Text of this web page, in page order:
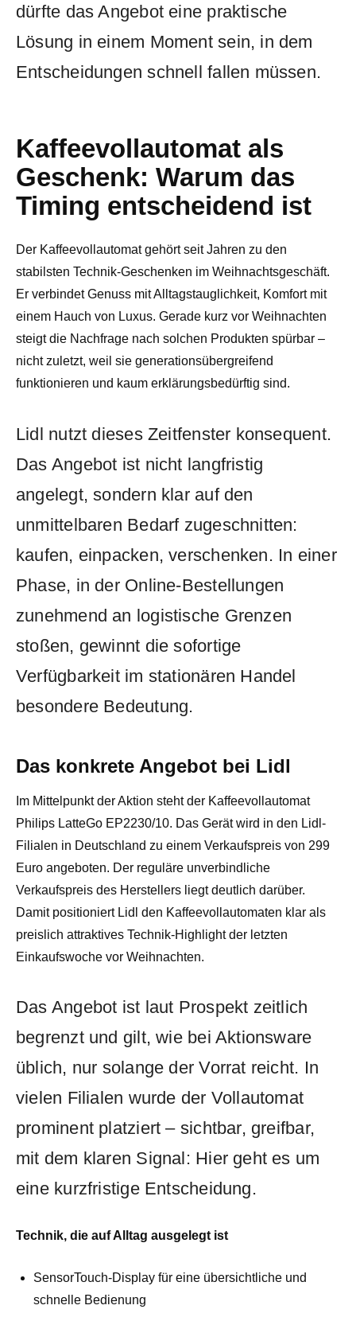
dürfte das Angebot eine praktische
Lösung in einem Moment sein, in dem
Entscheidungen schnell fallen müssen.
Kaffeevollautomat als
Geschenk: Warum das
Timing entscheidend ist
Der Kaffeevollautomat gehört seit Jahren zu den
stabilsten Technik-Geschenken im Weihnachtsgeschäft.
Er verbindet Genuss mit Alltagstauglichkeit, Komfort mit
einem Hauch von Luxus. Gerade kurz vor Weihnachten
steigt die Nachfrage nach solchen Produkten spürbar –
nicht zuletzt, weil sie generationsübergreifend
funktionieren und kaum erklärungsbedürftig sind.
Lidl nutzt dieses Zeitfenster konsequent.
Das Angebot ist nicht langfristig
angelegt, sondern klar auf den
unmittelbaren Bedarf zugeschnitten:
kaufen, einpacken, verschenken. In einer
Phase, in der Online-Bestellungen
zunehmend an logistische Grenzen
stoßen, gewinnt die sofortige
Verfügbarkeit im stationären Handel
besondere Bedeutung.
Das konkrete Angebot bei Lidl
Im Mittelpunkt der Aktion steht der Kaffeevollautomat
Philips LatteGo EP2230/10. Das Gerät wird in den Lidl-
Filialen in Deutschland zu einem Verkaufspreis von 299
Euro angeboten. Der reguläre unverbindliche
Verkaufspreis des Herstellers liegt deutlich darüber.
Damit positioniert Lidl den Kaffeevollautomaten klar als
preislich attraktives Technik-Highlight der letzten
Einkaufswoche vor Weihnachten.
Das Angebot ist laut Prospekt zeitlich
begrenzt und gilt, wie bei Aktionsware
üblich, nur solange der Vorrat reicht. In
vielen Filialen wurde der Vollautomat
prominent platziert – sichtbar, greifbar,
mit dem klaren Signal: Hier geht es um
eine kurzfristige Entscheidung.
Technik, die auf Alltag ausgelegt ist
SensorTouch-Display für eine übersichtliche und
schnelle Bedienung